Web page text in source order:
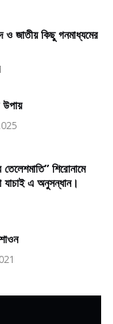
জাতীয় কিছু গনমাধ্যমের
উপায়
শিরোনামে
যাচাই এ অনুসন্ধান।